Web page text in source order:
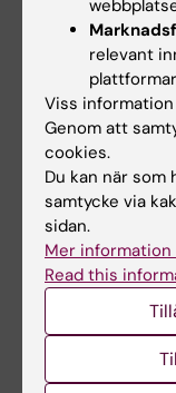
Anna
(MRT) , and
Föreläsare:
Leprosy
province ,
Uppsala
Started AT-
relevant
Viss
Genom att
cookies.
Du kan när som
samtycke via
sidan.
Mer information
Read this